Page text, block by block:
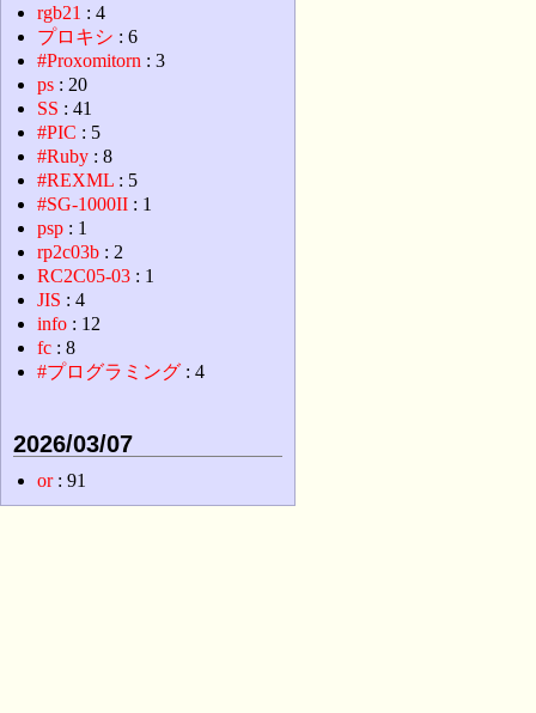
rgb21 : 4
プロキシ : 6
#Proxomitorn : 3
ps : 20
SS : 41
#PIC : 5
#Ruby : 8
#REXML : 5
#SG-1000II : 1
psp : 1
rp2c03b : 2
RC2C05-03 : 1
JIS : 4
info : 12
fc : 8
#プログラミング : 4
2026/03/07
or: 91